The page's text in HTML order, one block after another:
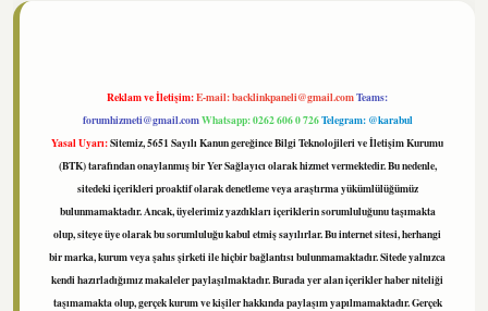
Reklam ve İletişim:E-mail:backlinkpaneli@gmail.comTeams:
forumhizmeti@gmail.comWhatsapp: 0262 606 0 726Telegram: @karabul
Yasal Uyarı:Sitemiz, 5651 Sayılı Kanun gereğince Bilgi Teknolojileri ve İletişim Kurumu
(BTK) tarafından onaylanmış bir Yer Sağlayıcı olarak hizmet vermektedir. Bu nedenle,
sitedeki içerikleri proaktif olarak denetleme veya araştırma yükümlülüğümüz
bulunmamaktadır. Ancak, üyelerimiz yazdıkları içeriklerin sorumluluğunu taşımakta
olup, siteye üye olarak bu sorumluluğu kabul etmiş sayılırlar. Bu internet sitesi, herhangi
bir marka, kurum veya şahıs şirketi ile hiçbir bağlantısı bulunmamaktadır. Sitede yalnızca
kendi hazırladığımız makaleler paylaşılmaktadır. Burada yer alan içerikler haber niteliği
taşımamakta olup, gerçek kurum ve kişiler hakkında paylaşım yapılmamaktadır. Gerçek